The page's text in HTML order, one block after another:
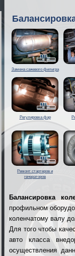
Замена сажевого фильтра
Регулировка фар
Ремонт стартеров и
генераторов
Балансировка
профильном
коленчатому валу
Для того чтобы
авто класса
осуществления